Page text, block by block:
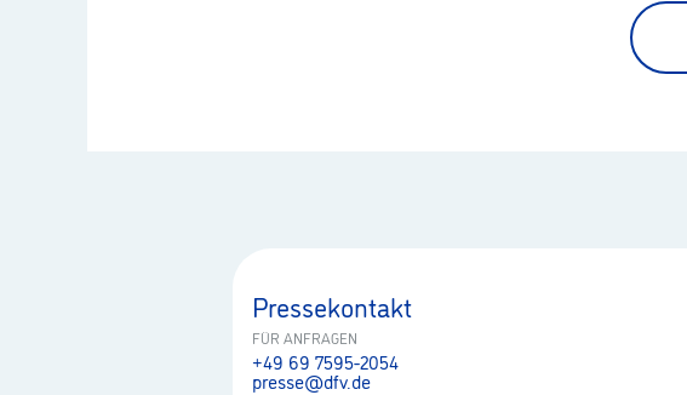
Pressekontakt
FÜR ANFRAGEN
+49 69 7595-2054
presse@dfv.de